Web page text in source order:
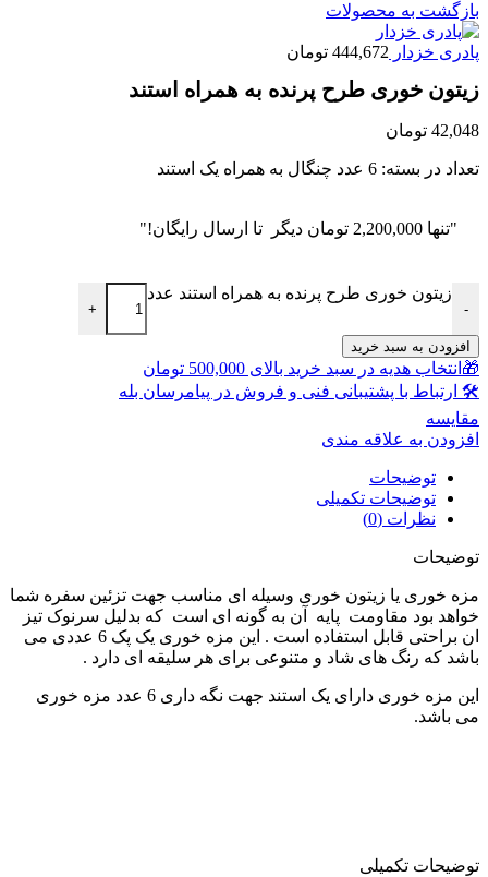
بازگشت به محصولات
پادری خزدار 444,672 تومان
زیتون خوری طرح پرنده به همراه استند
42,048 تومان
تعداد در بسته: 6 عدد چنگال به همراه یک استند
"تنها 2,200,000 تومان دیگر تا ارسال رایگان!"
-
زیتون خوری طرح پرنده به همراه استند عدد
+
افزودن به سبد خرید
🎁انتخاب هدیه در سبد خرید بالای 500,000 تومان
🛠 ارتباط با پشتیبانی فنی و فروش در پیامرسان بله
مقايسه
افزودن به علاقه مندی
توضیحات
توضیحات تکمیلی
نظرات (0)
توضیحات
مزه خوری یا زیتون خوری وسیله ای مناسب جهت تزئین سفره شما
خواهد بود مقاومت پایه آن به گونه ای است که بدلیل سرنوک تیز
ان براحتی قابل استفاده است . این مزه خوری یک پک 6 عددی می
باشد که رنگ های شاد و متنوعی برای هر سلیقه ای دارد .
این مزه خوری دارای یک استند جهت نگه داری 6 عدد مزه خوری
می باشد.
توضیحات تکمیلی